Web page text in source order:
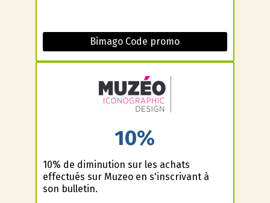
Bimago Code promo
10%
10% de diminution sur les achats
effectués sur Muzeo en s'inscrivant à
son bulletin.